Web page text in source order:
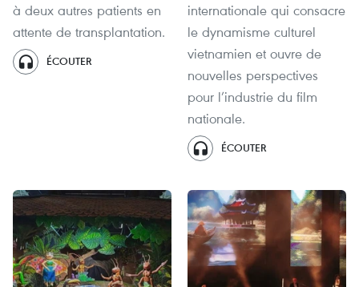
à deux autres patients en
attente de transplantation.
ÉCOUTER
internationale qui consacre
le dynamisme culturel
vietnamien et ouvre de
nouvelles perspectives
pour l’industrie du film
nationale.
ÉCOUTER